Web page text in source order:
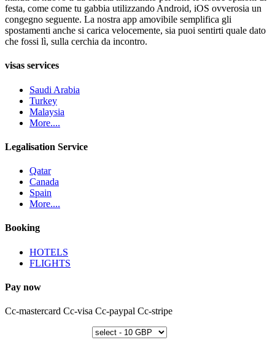
festa, come come tu gabbia utilizzando Android, iOS ovverosia un
congegno seguente. La nostra app amovibile semplifica gli
spostamenti anche si carica velocemente, sia puoi sentirti quale dato
che fossi lì, sulla cerchia da incontro.
visas services
Saudi Arabia
Turkey
Malaysia
More....
Legalisation Service
Qatar
Canada
Spain
More....
Booking
HOTELS
FLIGHTS
Pay now
Cc-mastercard Cc-visa Cc-paypal Cc-stripe